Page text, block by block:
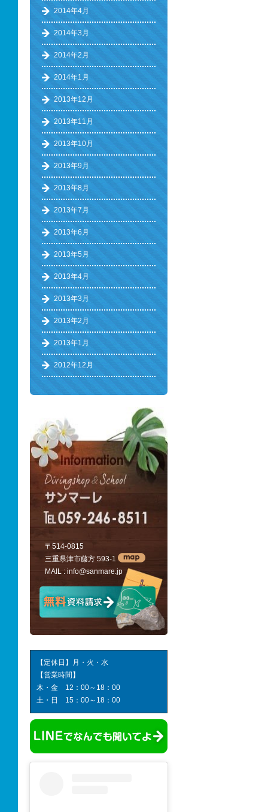
2014年4月
2014年3月
2014年2月
2014年1月
2013年12月
2013年11月
2013年10月
2013年9月
2013年8月
2013年7月
2013年6月
2013年5月
2013年4月
2013年3月
2013年2月
2013年1月
2012年12月
〒514-0815
三重県津市藤方 593-1
MAIL : info@sanmare.jp
【定休日】月・火・水
【営業時間】
木・金 12：00～18：00
土・日 15：00～18：00